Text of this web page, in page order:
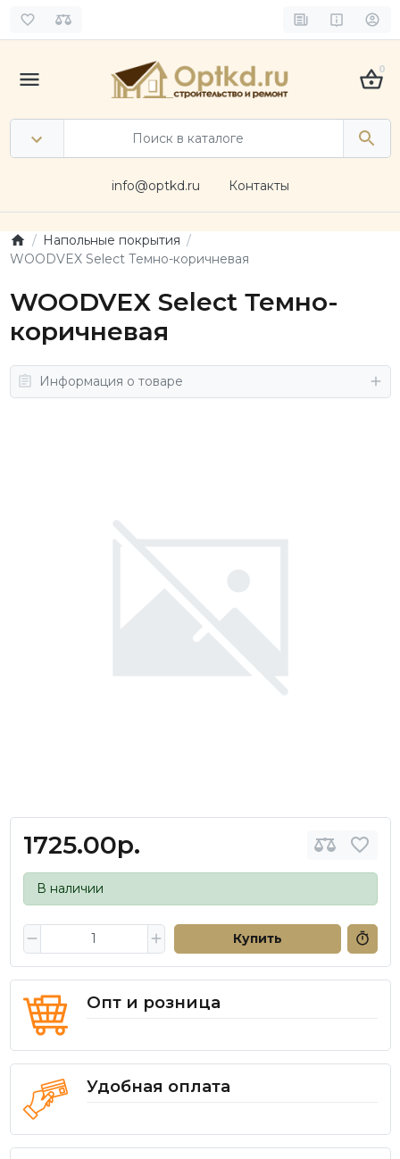
0
info@optkd.ru Контакты
Напольные покрытия
WOODVEX Select Темно-коричневая
WOODVEX Select Темно-
коричневая
Информация о товаре
1725.00р.
В наличии
Купить
Опт и розница
Удобная оплата